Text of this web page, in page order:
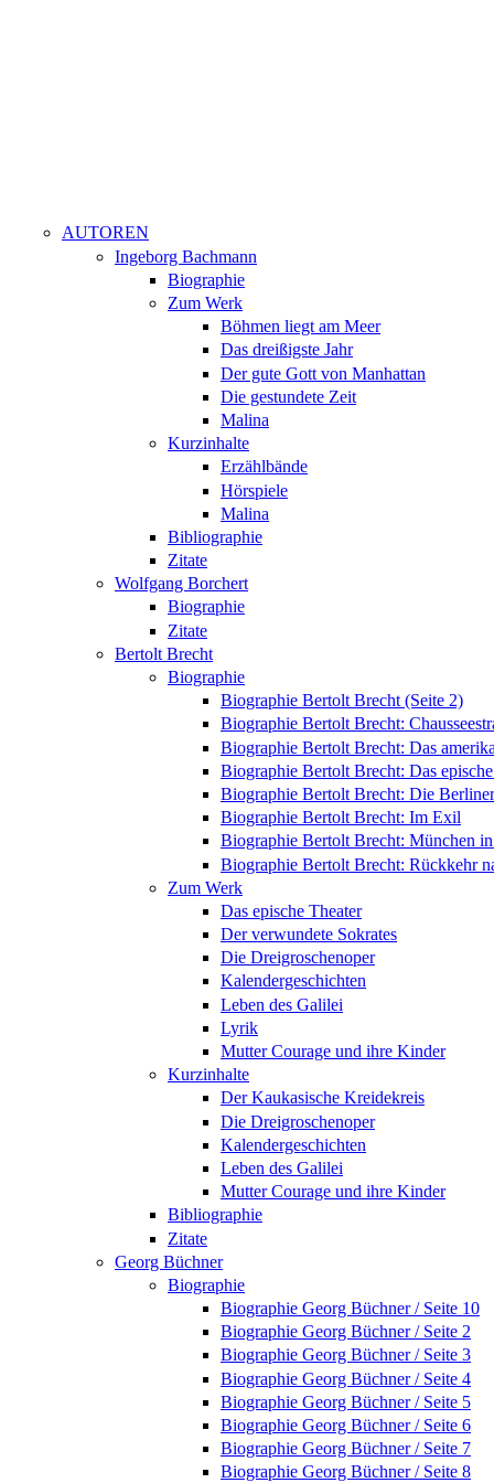
AUTOREN
Ingeborg Bachmann
Biographie
Zum Werk
Böhmen liegt am Meer
Das dreißigste Jahr
Der gute Gott von Manhattan
Die gestundete Zeit
Malina
Kurzinhalte
Erzählbände
Hörspiele
Malina
Bibliographie
Zitate
Wolfgang Borchert
Biographie
Zitate
Bertolt Brecht
Biographie
Biographie Bertolt Brecht (Seite 2)
Biographie Bertolt Brecht:
Biographie Bertolt Brecht: Das
Biographie Bertolt Brecht: Das
Biographie Bertolt Brecht: Die
Biographie Bertolt Brecht: Im Exil
Biographie Bertolt Brecht: München
Biographie Bertolt Brecht: Rückkehr
Zum Werk
Das epische Theater
Der verwundete Sokrates
Die Dreigroschenoper
Kalendergeschichten
Leben des Galilei
Lyrik
Mutter Courage und ihre Kinder
Kurzinhalte
Der Kaukasische Kreidekreis
Die Dreigroschenoper
Kalendergeschichten
Leben des Galilei
Mutter Courage und ihre Kinder
Bibliographie
Zitate
Georg Büchner
Biographie
Biographie Georg Büchner / Seite 10
Biographie Georg Büchner / Seite 2
Biographie Georg Büchner / Seite 3
Biographie Georg Büchner / Seite 4
Biographie Georg Büchner / Seite 5
Biographie Georg Büchner / Seite 6
Biographie Georg Büchner / Seite 7
Biographie Georg Büchner / Seite 8